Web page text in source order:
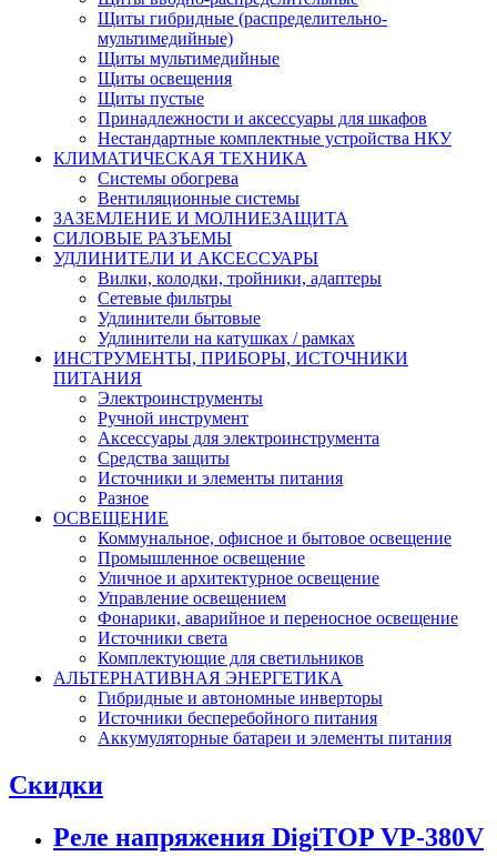
Щиты гибридные (распределительно-
мультимедийные)
Щиты мультимедийные
Щиты освещения
Щиты пустые
Принадлежности и аксессуары для шкафов
Нестандартные комплектные устройства НКУ
КЛИМАТИЧЕСКАЯ ТЕХНИКА
Системы обогрева
Вентиляционные системы
ЗАЗЕМЛЕНИЕ И МОЛНИЕЗАЩИТА
СИЛОВЫЕ РАЗЪЕМЫ
УДЛИНИТЕЛИ И АКСЕССУАРЫ
Вилки, колодки, тройники, адаптеры
Сетевые фильтры
Удлинители бытовые
Удлинители на катушках / рамках
ИНСТРУМЕНТЫ, ПРИБОРЫ, ИСТОЧНИКИ
ПИТАНИЯ
Электроинструменты
Ручной инструмент
Аксессуары для электроинструмента
Средства защиты
Источники и элементы питания
Разное
ОСВЕЩЕНИЕ
Коммунальное, офисное и бытовое освещение
Промышленное освещение
Уличное и архитектурное освещение
Управление освещением
Фонарики, аварийное и переносное освещение
Источники света
Комплектующие для светильников
АЛЬТЕРНАТИВНАЯ ЭНЕРГЕТИКА
Гибридные и автономные инверторы
Источники бесперебойного питания
Аккумуляторные батареи и элементы питания
Скидки
Реле напряжения DigiTOP VP-380V